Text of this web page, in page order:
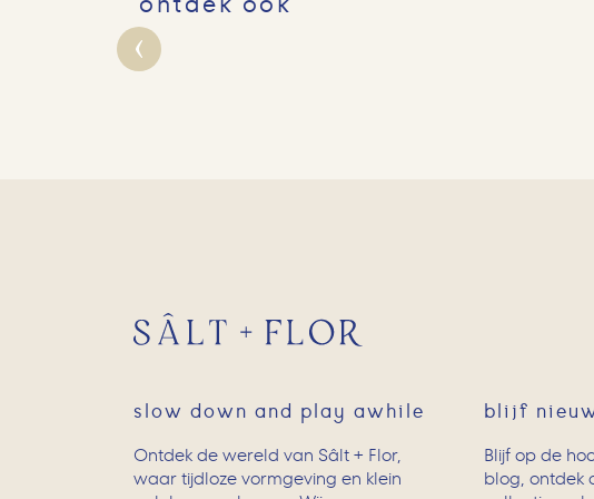
slow down and play awhile
Ontdek de wereld van Sâlt + Flor,
waar tijdloze vormgeving en klein
blijf
Blijf op de
blog, ontdek